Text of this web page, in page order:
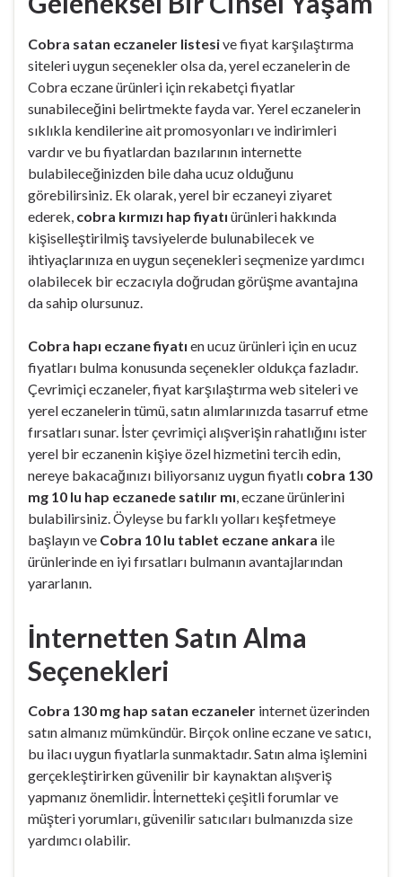
Cobra satan eczaneler listesive fiyat karşılaştırma
siteleri uygun seçenekler olsa da, yerel eczanelerin de
Cobra eczane ürünleri için rekabetçi fiyatlar
sunabileceğini belirtmekte fayda var. Yerel eczanelerin
sıklıkla kendilerine ait promosyonları ve indirimleri
vardır ve bu fiyatlardan bazılarının internette
bulabileceğinizden bile daha ucuz olduğunu
görebilirsiniz. Ek olarak, yerel bir eczaneyi ziyaret
ederek, cobra kırmızı hap fiyatı ürünleri hakkında
kişiselleştirilmiş tavsiyelerde bulunabilecek ve
ihtiyaçlarınıza en uygun seçenekleri seçmenize yardımcı
olabilecek bir eczacıyla doğrudan görüşme avantajına
da sahip olursunuz.
Cobra hapı eczane fiyatı en ucuz ürünleri için en ucuz
fiyatları bulma konusunda seçenekler oldukça fazladır.
Çevrimiçi eczaneler, fiyat karşılaştırma web siteleri ve
yerel eczanelerin tümü, satın alımlarınızda tasarruf etme
fırsatları sunar. İster çevrimiçi alışverişin rahatlığını ister
yerel bir eczanenin kişiye özel hizmetini tercih edin,
nereye bakacağınızı biliyorsanız uygun fiyatlı cobra 130
mg 10 lu hap eczanede satılır mı , eczane ürünlerini
bulabilirsiniz. Öyleyse bu farklı yolları keşfetmeye
başlayın ve Cobra 10 lu tablet eczane ankara ile
ürünlerinde en iyi fırsatları bulmanın avantajlarından
yararlanın.
İnternetten Satın Alma
Seçenekleri
Cobra 130 mg hap satan eczaneler internet üzerinden
satın almanız mümkündür. Birçok online eczane ve satıcı,
bu ilacı uygun fiyatlarla sunmaktadır. Satın alma işlemini
gerçekleştirirken güvenilir bir kaynaktan alışveriş
yapmanız önemlidir. İnternetteki çeşitli forumlar ve
müşteri yorumları, güvenilir satıcıları bulmanızda size
yardımcı olabilir.